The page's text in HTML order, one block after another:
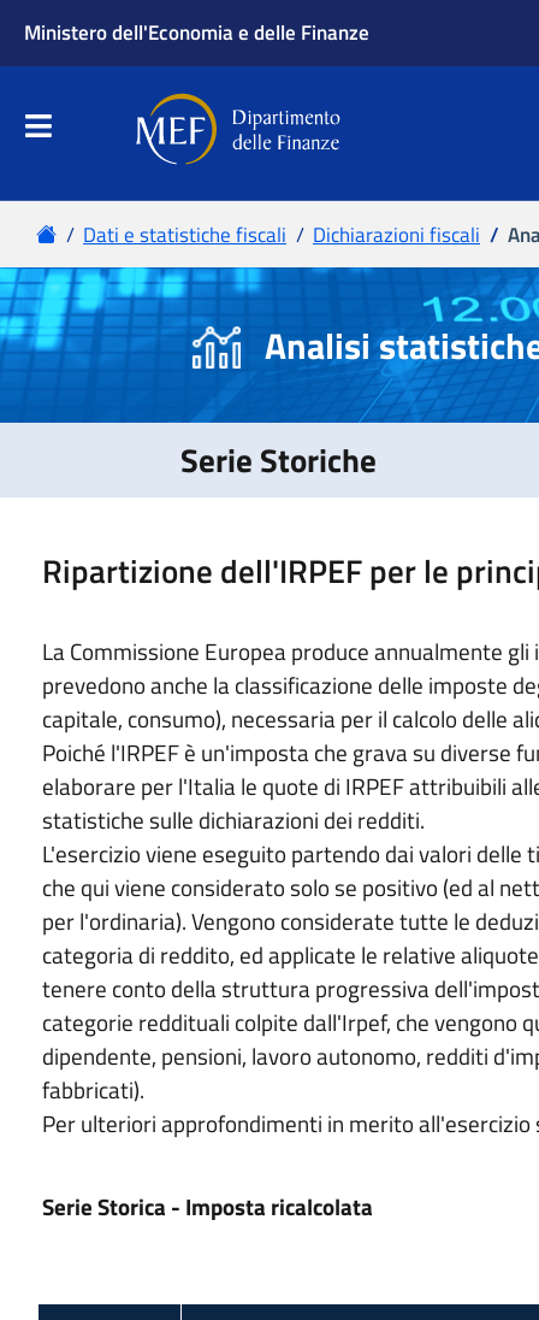
Analisi
Serie Storiche
Ripartizione dell'IRPEF per le
La Commissione Europea produce annualmente
prevedono anche la classificazione delle imposte
capitale, consumo), necessaria per il calcolo delle
Poiché l'IRPEF è un'imposta che grava su diverse
elaborare per l'Italia le quote di IRPEF attribuibili
statistiche sulle dichiarazioni dei redditi.
L'esercizio viene eseguito partendo dai valori
che qui viene considerato solo se positivo (ed al
per l'ordinaria). Vengono considerate tutte le
categoria di reddito, ed applicate le relative
tenere conto della struttura progressiva
categorie reddituali colpite dall'Irpef, che vengono
dipendente, pensioni, lavoro autonomo, redditi
fabbricati).